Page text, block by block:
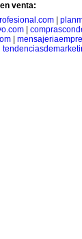
venta: